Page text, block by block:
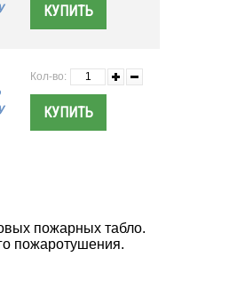
Кол-во:
пожарных табло.
пожаротушения.